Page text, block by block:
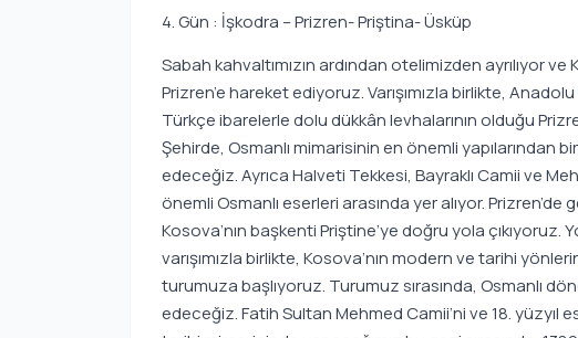
4. Gün : İşkodra – Prizren- Priştina- Üsküp
Sabah kahvaltımızın ardından otelimizden ayrılıyor
Prizren’e hareket ediyoruz. Varışımızla birlikte,
Türkçe ibarelerle dolu dükkân levhalarının olduğu
Şehirde, Osmanlı mimarisinin en önemli yapılarından
edeceğiz. Ayrıca Halveti Tekkesi, Bayraklı Camii ve
önemli Osmanlı eserleri arasında yer alıyor.
Kosova’nın başkenti Priştine’ye doğru yola çıkıyoruz.
varışımızla birlikte, Kosova’nın modern ve tarihi
turumuza başlıyoruz. Turumuz sırasında, Osmanlı
edeceğiz. Fatih Sultan Mehmed Camii’ni ve 18. yüzyıl